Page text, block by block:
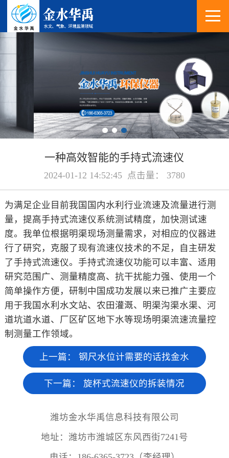
一种高效智能的手持式流速仪
2024-01-12 14:52:45 点击量： 3780
为满足企业目前我国国内水利行业流速及流量进行测
量，提高手持式流速仪系统测试精度，加快测试速
度。我单位根据明渠现场测量需求，对相应的仪器进
行了研究，克服了现有流速仪技术的不足，自主研发
了手持式流速仪。手持式流速仪功能可以丰富、适用
研究范围广、测量精度高、抗干扰能力强、使用一个
简单操作方便，研制中国成功发展以来已推广主要应
用于我国水利水文站、农田灌溉、明渠沟渠水渠、河
道坑道水道、厂区矿区地下水等现场明渠流速流量控
制测量工作领域。
上一篇：钢尺水位计需要的话找金水
下一篇：旋杯式流速仪的拆装情况
潍坊金水华禹信息科技有限公司
地址：潍坊市潍城区东风西街7241号